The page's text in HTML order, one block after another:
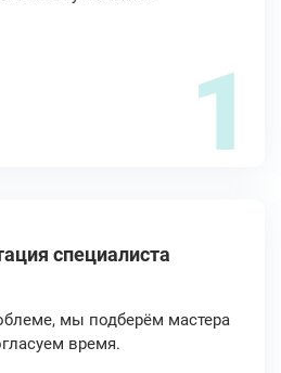
1
специалиста
мы подберём мастера
время.